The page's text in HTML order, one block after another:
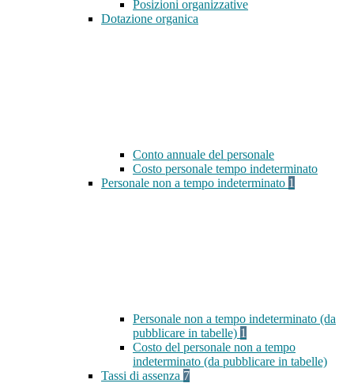
Posizioni organizzative
Dotazione organica
Conto annuale del personale
Costo personale tempo indeterminato
Personale non a tempo indeterminato 1
Personale non a tempo indeterminato (da
pubblicare in tabelle) 1
Costo del personale non a tempo
indeterminato (da pubblicare in tabelle)
Tassi di assenza 7